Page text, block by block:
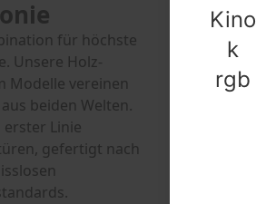
für höchste
Unsere Holz-
Modelle vereinen
beiden Welten.
erster Linie
gefertigt nach
Kino
k
rgb